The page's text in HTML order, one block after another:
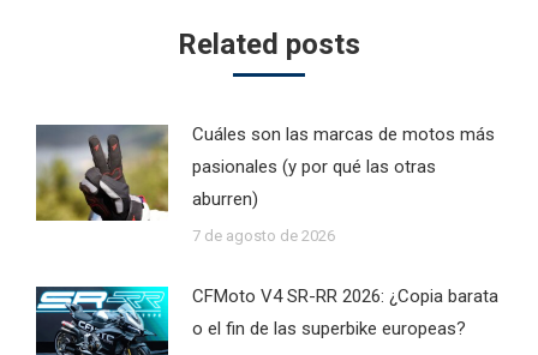
Related posts
Cuáles son las marcas de motos más
pasionales (y por qué las otras
aburren)
7 de agosto de 2026
CFMoto V4 SR-RR 2026: ¿Copia barata
o el fin de las superbike europeas?